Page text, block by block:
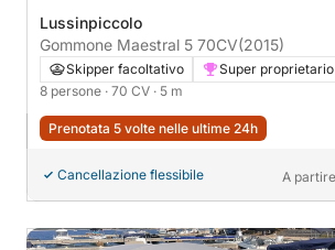
Lussinpiccolo
Gommone Maestral 5 70CV(2015)
Skipper facoltativo Super proprietario
8 persone · 70 CV · 5 m
Prenotata 5 volte nelle ultime 24h
Cancellazione flessibile A